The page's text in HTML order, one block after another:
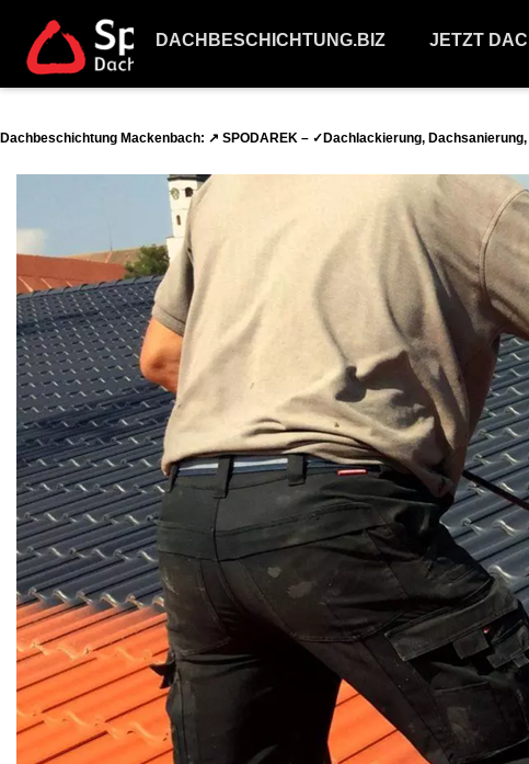
DACHBESCHICHTUNG.BIZ JETZT
Dachbeschichtung Mackenbach: ↗️ SPODAREK – ✓Dachlackierung,